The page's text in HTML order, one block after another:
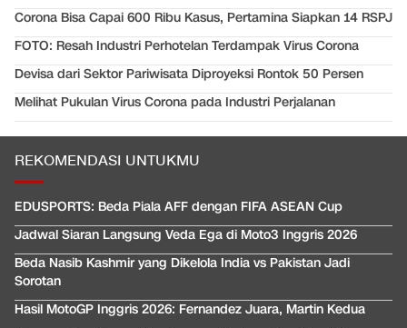
Corona Bisa Capai 600 Ribu Kasus, Pertamina Siapkan 14 RSPJ
FOTO: Resah Industri Perhotelan Terdampak Virus Corona
Devisa dari Sektor Pariwisata Diproyeksi Rontok 50 Persen
Melihat Pukulan Virus Corona pada Industri Perjalanan
REKOMENDASI UNTUKMU
EDUSPORTS: Beda Piala AFF dengan FIFA ASEAN Cup
Jadwal Siaran Langsung Veda Ega di Moto3 Inggris 2026
Beda Nasib Kashmir yang Dikelola India vs Pakistan Jadi
Sorotan
Hasil MotoGP Inggris 2026: Fernandez Juara, Martin Kedua